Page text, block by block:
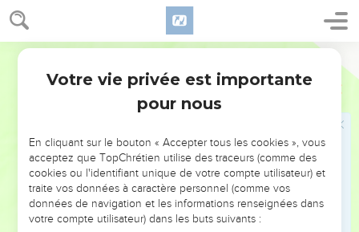
Galates 1
εὐαγγελίζωμαι αὐτὸν ἐν τοῖς ἔθνεσιν, εὐθέως οὐ
προσανεθέμην σαρκὶ καὶ αἵματι,
οὐδὲ ἀνῆλθον εἰς Ἱεροσόλυμα πρὸς τοὺς πρὸ ἐμοῦ
ἀποστόλους, ἀλλὰ ἀπῆλθον εἰς Ἀραβίαν, καὶ πάλιν
ἱστορῆσαι Κηφᾶν, καὶ ἐπέμεινα πρὸς αὐτὸν ἡμέρας
δεκαπέντε·
ἕτερον δὲ τῶν ἀποστόλων οὐκ εἶδον, εἰ μὴ Ἰάκωβον
τὸν ἀδελφὸν τοῦ κυρίου.
ἃ δὲ γράφω ὑμῖν, ἰδοὺ ἐνώπιον τοῦ θεοῦ ὅτι οὐ
Votre vie privée est importante
pour nous
En cliquant sur le bouton « Accepter tous les cookies », vous
acceptez que TopChrétien utilise des traceurs (comme des
cookies ou l'identifiant unique de votre compte utilisateur) et
traite vos données à caractère personnel (comme vos
données de navigation et les informations renseignées dans
votre compte utilisateur) dans les buts suivants :